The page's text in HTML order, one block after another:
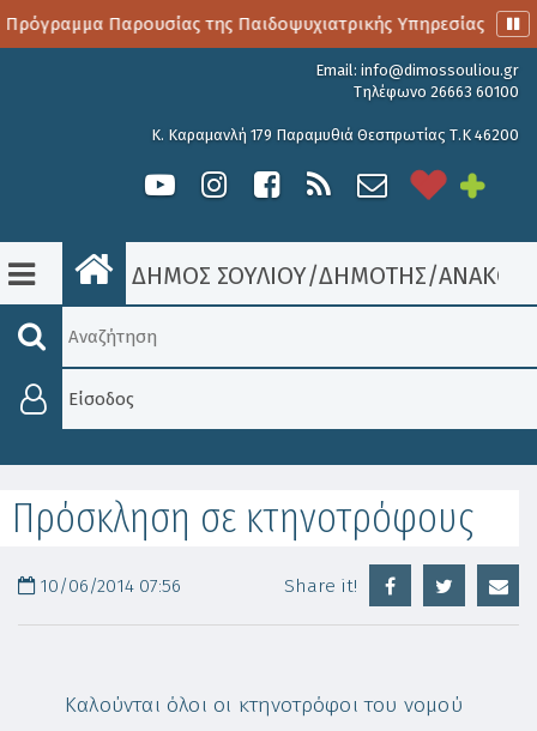
Παρουσίας της Παιδοψυχιατρικής Υπηρεσίας
Email: info@dimossouliou.gr
Τηλέφωνο 26663 60100
Κ. Καραμανλή 179 Παραμυθιά Θεσπρωτίας Τ.Κ 46200
ΔΗΜΟΣ ΣΟΥΛΙΟΥ/ΔΗΜΟΤΗΣ/
Είσοδος
Πρόσκληση σε κτηνοτρόφους
10/06/2014 07:56 Share it!
Καλούνται όλοι οι κτηνοτρόφοι του νομού